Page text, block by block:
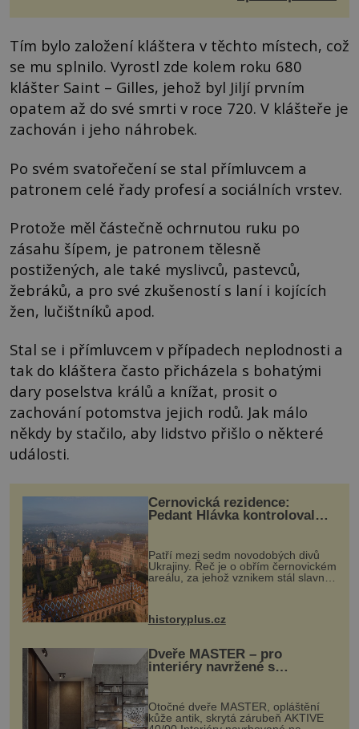
Tím bylo založení kláštera v těchto místech, což
se mu splnilo. Vyrostl zde kolem roku 680
klášter Saint – Gilles, jehož byl Jiljí prvním
opatem až do své smrti v roce 720. V klášteře je
zachován i jeho náhrobek.
Po svém svatořečení se stal přímluvcem a
patronem celé řady profesí a sociálních vrstev.
Protože měl částečně ochrnutou ruku po
zásahu šípem, je patronem tělesně
postižených, ale také myslivců, pastevců,
žebráků, a pro své zkušeností s laní i kojících
žen, lučištníků apod.
Stal se i přímluvcem v případech neplodnosti a
tak do kláštera často přicházela s bohatými
dary poselstva králů a knížat, prosit o
zachování potomstva jejich rodů. Jak málo
někdy by stačilo, aby lidstvo přišlo o některé
události.
Černovická rezidence:
Pedant Hlávka kontroloval
Patří mezi sedm novodobých divů
Ukrajiny. Řeč je o obřím černovickém
areálu, za jehož vznikem stál slavný
český architekt Josef Hlávka. Ten si
na něm dal mimořádně záležet. Jeho
stavební plány by při ...
historyplus.cz
Dveře MASTER – pro
interiéry navržené s
rozumem i vášní!
Otočné dveře MASTER, opláštění
kůže antik, skrytá zárubeň AKTIVE